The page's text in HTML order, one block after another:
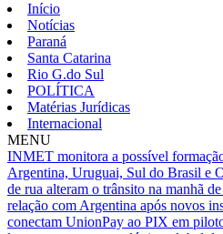
Início
Notícias
Paraná
Santa Catarina
Rio G.do Sul
POLÍTICA
Matérias Jurídicas
Internacional
MENU
INMET monitora a possível
Argentina, Uruguai, Sul do Brasil e
de rua alteram o trânsito na manhã
relação com Argentina após novos
conectam UnionPay ao PIX em